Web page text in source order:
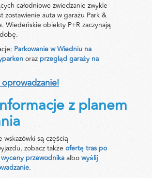
całodniowe zwiedzanie zwykle
zostawienie auta w garażu Park &
Wiedeńskie obiekty P+R zaczynają
Parkowanie w Wiedniu na
oraz przegląd garaży na
!
z planem
wskazówki są częścią
zobacz także ofertę tras po
przewodnikaalbowyślij
.